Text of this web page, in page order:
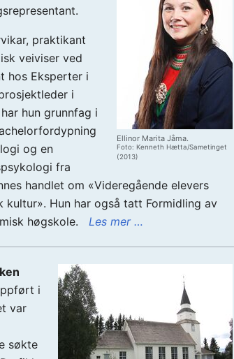
Ellinor Marita Jåma.
Foto: Kenneth Hætta/Sametinget
(2013)
praktikant
veiviser ved
hos Eksperter i
i
hun grunnfag i
og en
fra
handlet om «Videregående elevers
kultur». Hun har også tatt Formidling av
høgskole.Les mer …
i
var
søkte